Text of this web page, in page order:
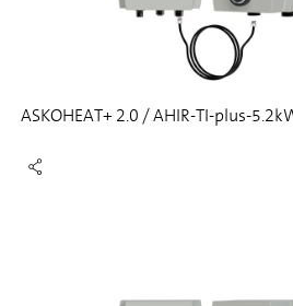
ASKOHEAT+ 2.0 / AHIR-TI-plus-